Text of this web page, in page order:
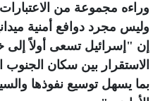
وراءه مجموعة من
وليس مجرد دوافع أمنية
إن "إسرائيل تسعى أولاً
الاستقرار بين سكان
بما يسهل توسيع نفوذها